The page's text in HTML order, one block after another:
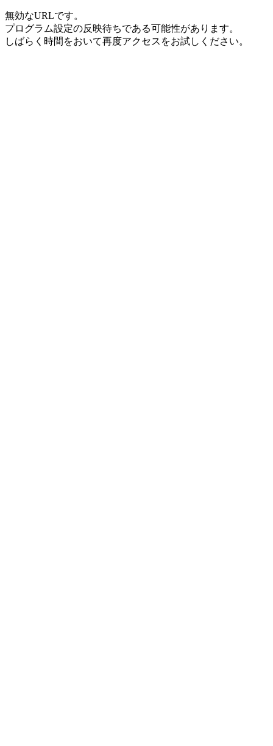
無効なURLです。
プログラム設定の反映待ちである可能性があります。
しばらく時間をおいて再度アクセスをお試しください。